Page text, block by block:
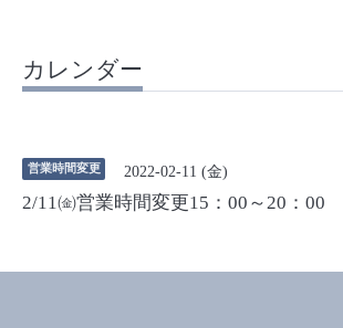
カレンダー
営業時間変更 2022-02-11 (金)
2/11㈮営業時間変更15：00～20：00